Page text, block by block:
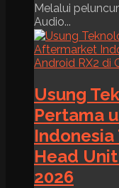
Melalui
Audio...
Usung
Pertama
Indonesia
Head
2026